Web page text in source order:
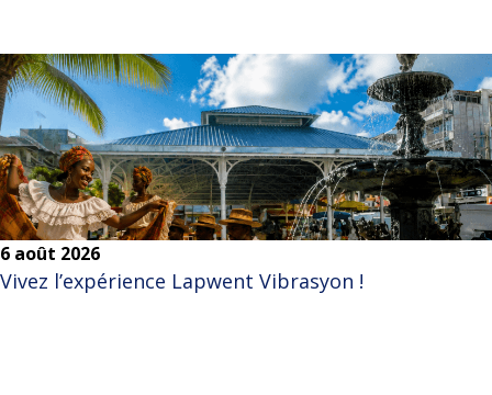
6 août 2026
Vivez l’expérience Lapwent Vibrasyon !